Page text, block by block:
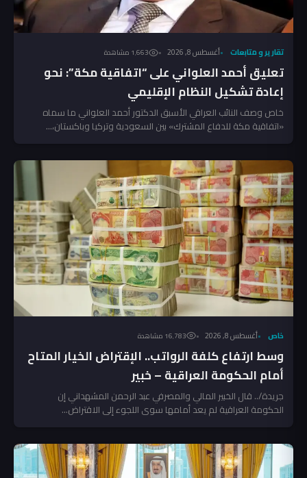
تقارير و متابعات أغسطس 8, 2026 1٬663 مشاهدة
تعليق أحمد العلواني على “اتفاقية مكة”: نحو
إعادة تشكيل النظام الإقليمي
خاص وصف النائب العراقي الأسبق الدكتور أحمد العلواني ما سماه
«اتفاقية مكة للدفاع المشترك» بين السعودية وتركيا وباكستان،...
خاص أغسطس 8, 2026 16٬783 مشاهدة
وسط ارتفاع كلفة الرواتب.. الإقتراض الخيار المتاح
أمام الحكومة العراقية – خبير
جريدة/.. قال الخبير المالي والمصرفي عبد الرحمن المشهداني إن
الحكومة العراقية لم يعد أمامها سوى اللجوء إلى الاقتراض...